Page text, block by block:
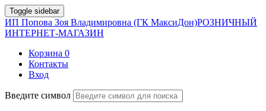
Toggle sidebar
ИП Попова Зоя Владимировна (ГК МаксиДон)РОЗНИЧНЫЙ
ИНТЕРНЕТ-МАГАЗИН
Корзина 0
Контакты
Вход
Введите символ